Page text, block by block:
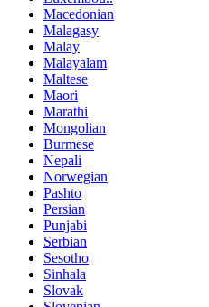
Macedonian
Malagasy
Malay
Malayalam
Maltese
Maori
Marathi
Mongolian
Burmese
Nepali
Norwegian
Pashto
Persian
Punjabi
Serbian
Sesotho
Sinhala
Slovak